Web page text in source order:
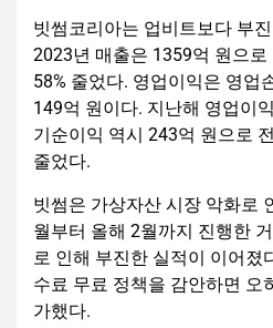
빗썸코리아는 업비트보다 부
2023년 매출은 1359억 원으로
58% 줄었다. 영업이익은 영업
149억 원이다. 지난해 영업이
기순이익 역시 243억 원으로
줄었다.
빗썸은 가상자산 시장 악화로
월부터 올해 2월까지 진행한
로 인해 부진한 실적이 이어졌
수료 무료 정책을 감안하면 오
가했다.